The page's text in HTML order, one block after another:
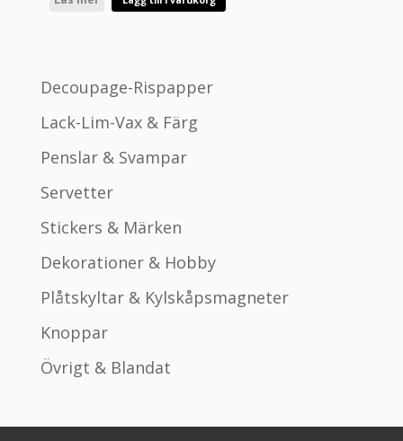
priset
priset
Decoupage-Rispapper
Lack-Lim-Vax & Färg
Penslar & Svampar
Servetter
Stickers & Märken
Dekorationer & Hobby
Plåtskyltar & Kylskåpsmagneter
Knoppar
Övrigt & Blandat